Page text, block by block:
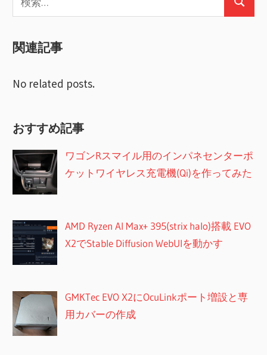
ー
ョ
ン
検
関連記事
No related posts.
おすすめ記事
ワゴンRスマイル用のインパネセンターポ
ケットワイヤレス充電機(Qi)を作ってみた
AMD Ryzen AI Max+ 395(strix halo)搭載 EVO
X2でStable Diffusion WebUIを動かす
GMKTec EVO X2にOcuLinkポート増設と専
用カバーの作成